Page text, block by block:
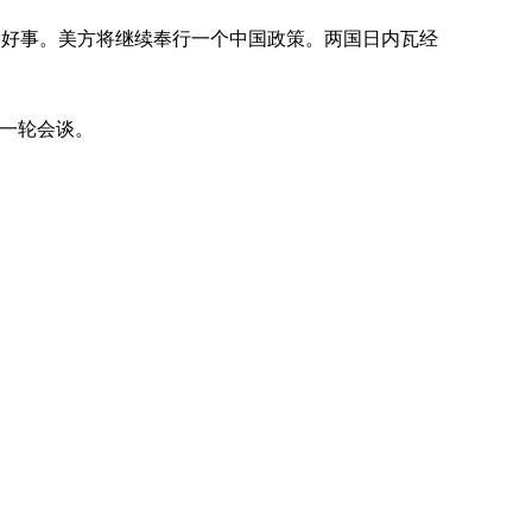
事。美方将继续奉行一个中国政策。两国日内瓦经
轮会谈。